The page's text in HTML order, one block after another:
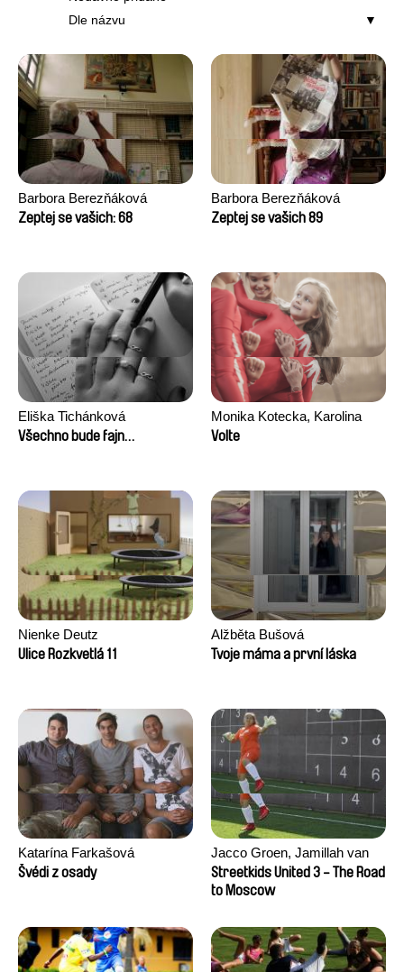
Dle názvu
Barbora Berezňáková
Zeptej se vašich: 68
Barbora Berezňáková
Zeptej se vašich 89
Eliška Tichánková
Všechno bude fajn…
Monika Kotecka, Karolina
Poryzała
Volte
Nienke Deutz
Ulice Rozkvetlá 11
Alžběta Bušová
Tvoje máma a první láska
Katarína Farkašová
Švédi z osady
Jacco Groen, Jamillah van
der Hulst
Streetkids United 3 - The Road
to Moscow